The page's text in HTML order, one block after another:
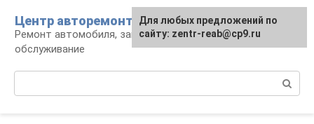
контенту
Центр авторемонта
Ремонт автомобиля, запчасти и
обслуживание
Для любых предложений по
сайту: zentr-reab@cp9.ru